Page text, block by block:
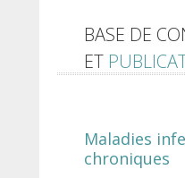
BASE DE
ET
Maladies
chroniques